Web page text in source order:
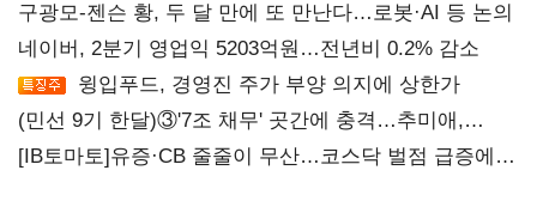
구광모-젠슨 황, 두 달 만에 또 만난다…로봇·AI 등 논의
네이버, 2분기 영업익 5203억원…전년비 0.2% 감소
윙입푸드, 경영진 주가 부양 의지에 상한가
(민선 9기 한달)③'7조 채무' 곳간에 충격…추미애,
20년만에 '비상재정' 선언 승부수
[IB토마토]유증·CB 줄줄이 무산…코스닥 벌점 급증에